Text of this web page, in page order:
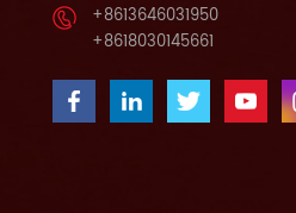
+8613646031950
+8618030145661